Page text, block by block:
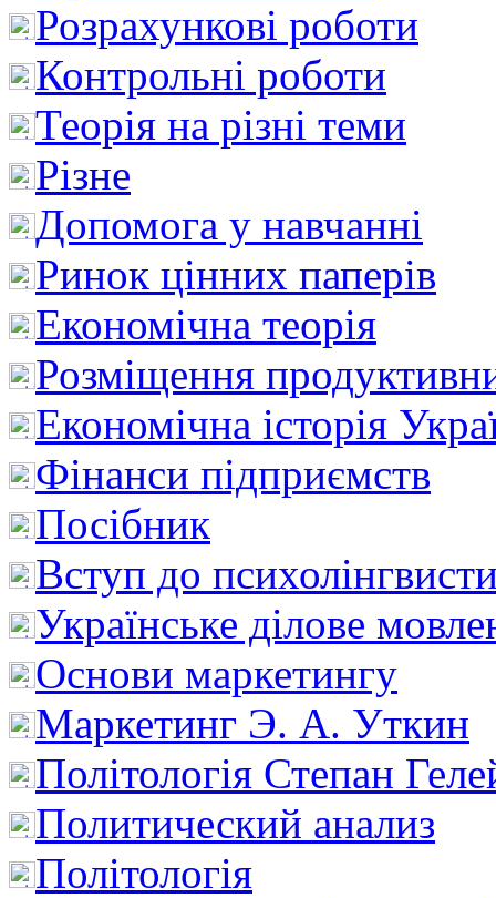
Розрахункові роботи
Контрольні роботи
Теорія на різні теми
Різне
Допомога у навчанні
Ринок цінних паперів
Економічна теорія
Розміщення
Економічна історія
Фінанси підприємств
Посібник
Вступ до
Українське ділове
Основи маркетингу
Маркетинг Э. А. Уткин
Політологія Степан
Политический анализ
Політологія